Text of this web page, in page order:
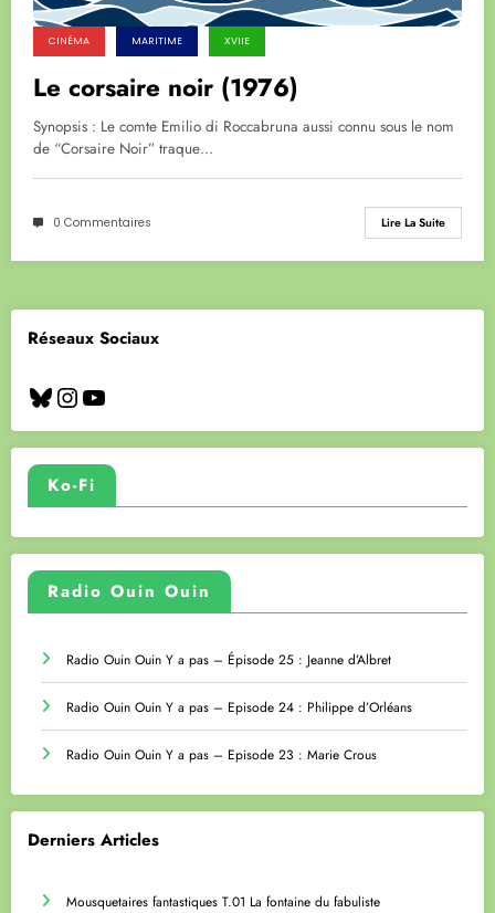
CINÉMA MARITIME XVIIE
Le corsaire noir (1976)
Synopsis : Le comte Emilio di Roccabruna aussi connu sous le nom
de “Corsaire Noir” traque…
0 Commentaires Lire La Suite
Réseaux Sociaux
Bluesky
Instagram
YouTube
Ko-Fi
Radio Ouin Ouin
Radio Ouin Ouin Y a pas – Épisode 25 : Jeanne d’Albret
Radio Ouin Ouin Y a pas – Episode 24 : Philippe d’Orléans
Radio Ouin Ouin Y a pas – Episode 23 : Marie Crous
Derniers Articles
Mousquetaires fantastiques T.01 La fontaine du fabuliste